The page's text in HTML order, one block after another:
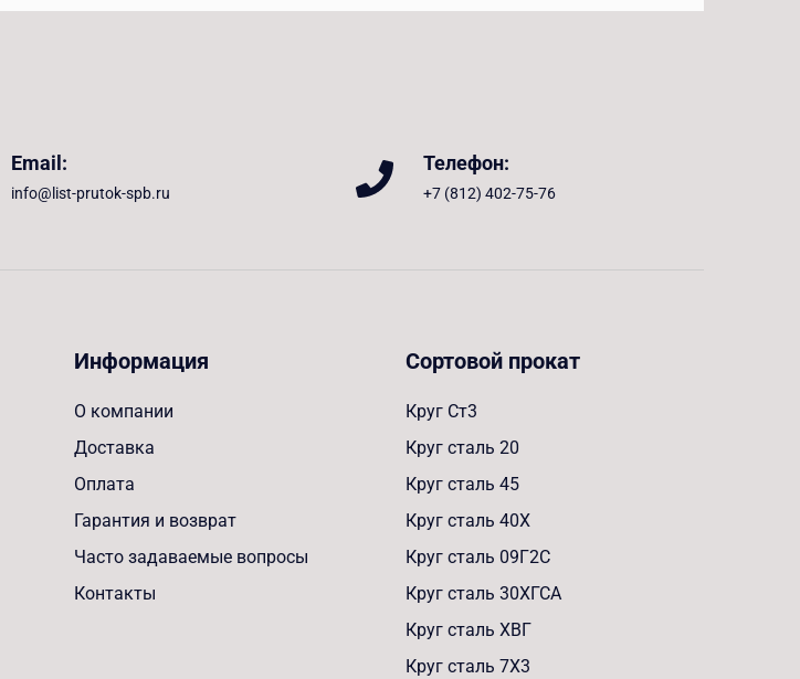
Email:
info@list-prutok-spb.ru
Телефон:
+7 (812) 402-75-76
Информация
О компании
Доставка
Оплата
Гарантия и возврат
Часто задаваемые вопросы
Контакты
Сортовой прокат
Круг Ст3
Круг сталь 20
Круг сталь 45
Круг сталь 40Х
Круг сталь 09Г2С
Круг сталь 30ХГСА
Круг сталь ХВГ
Круг сталь 7Х3